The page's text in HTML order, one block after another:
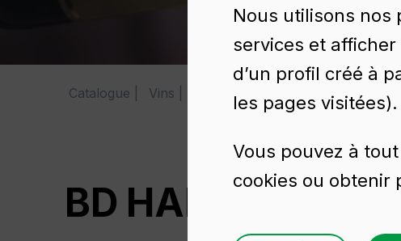
Catalogue Vins BD HARMONIE 50 CL
BD HARMONIE 50
Nous utilisons nos
services et
d’un profil créé à
les pages visitées).
Vous pouvez à
cookies ou obtenir